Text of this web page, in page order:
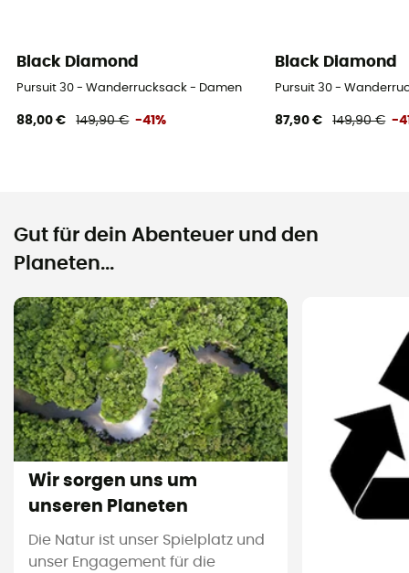
Black Diamond
Pursuit 30 - Wanderrucksack - Damen
88,00 € 149,90 € -41%
Black Diamond
Pursuit 30 -
87,90 € 149,90 € -
Gut für dein Abenteuer und den
Planeten...
Wir sorgen uns um
unseren Planeten
Die Natur ist unser Spielplatz und
unser Engagement für die